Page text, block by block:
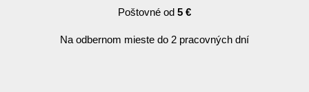
Poštovné od 5 €
Na odbernom mieste do 2 pracovných dní